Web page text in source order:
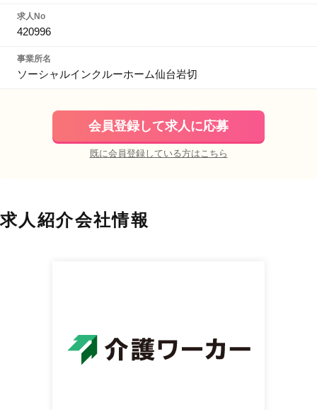
求人No
420996
事業所名
ソーシャルインクルーホーム仙台岩切
会員登録して求人に応募
既に会員登録している方はこちら
求人紹介会社情報